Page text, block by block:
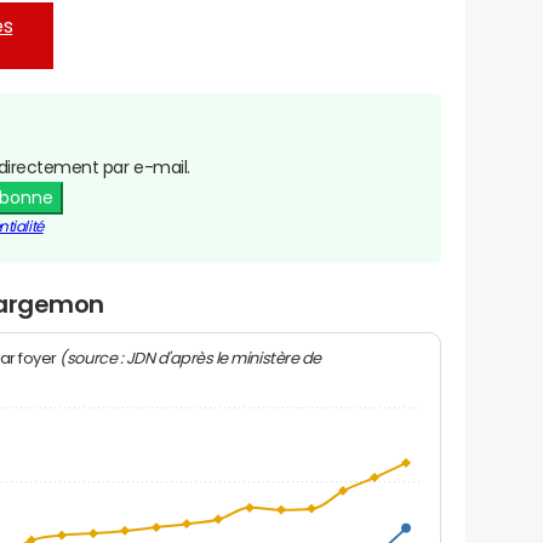
par e-mail.
foyer (source : JDN d'après le ministère de